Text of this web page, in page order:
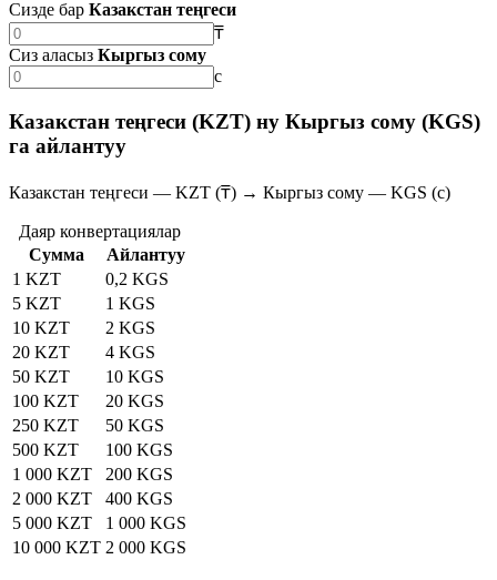
Сизде бар Казакстан теңгеси
₸
Сиз аласыз Кыргыз сому
с
Казакстан теңгеси (KZT) ну Кыргыз сому (KGS)
га айлантуу
Казакстан теңгеси — KZT (₸) → Кыргыз сому — KGS (с)
Даяр конвертациялар
Сумма
Айлантуу
1 KZT
0,2 KGS
5 KZT
1 KGS
10 KZT
2 KGS
20 KZT
4 KGS
50 KZT
10 KGS
100 KZT
20 KGS
250 KZT
50 KGS
500 KZT
100 KGS
1 000 KZT
200 KGS
2 000 KZT
400 KGS
5 000 KZT
1 000 KGS
10 000 KZT 2 000 KGS